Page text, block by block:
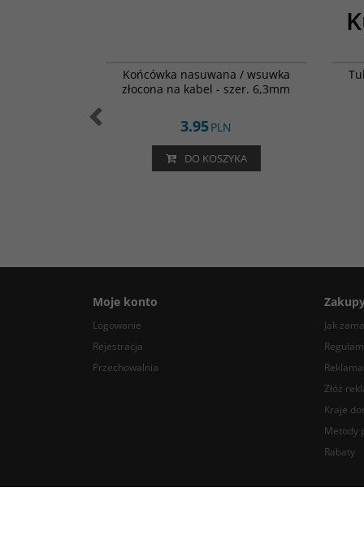
BESTSELLER
Końcówka nasuwana / wsuwka
złocona na kabel - szer. 6,3mm
3.95PLN
DO KOSZYKA
Moje konto
Logowanie
Rejestracja
Przechowalnia
Jak
Złóż
Kraje
Metody
Rabaty